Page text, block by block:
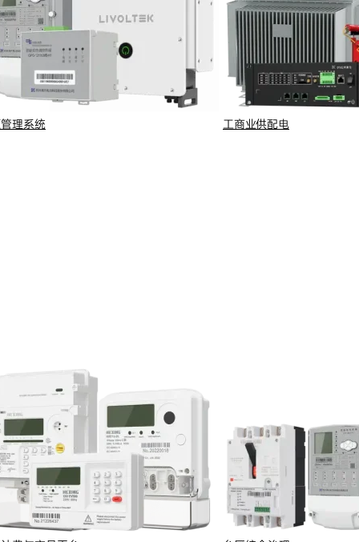
理系统 工商业供配电
撑智能电网的演进需
层拓展频段范围，新增两种健壮
隔，灵活调整帧长度与时隙长
保持对v1.3.6版本的向后兼容，
适配全球。
。
下可获得最大14.5dB的